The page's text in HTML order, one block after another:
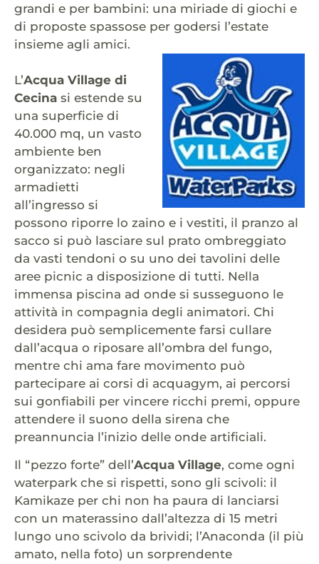
grandi e per bambini: una miriade di giochi e
di proposte spassose per godersi l’estate
insieme agli amici.
L’Acqua Village di
Cecina si estende su
una superficie di
40.000 mq, un vasto
ambiente ben
organizzato: negli
armadietti
all’ingresso si
possono riporre lo zaino e i vestiti, il pranzo al
sacco si può lasciare sul prato ombreggiato
da vasti tendoni o su uno dei tavolini delle
aree picnic a disposizione di tutti. Nella
immensa piscina ad onde si susseguono le
attività in compagnia degli animatori. Chi
desidera può semplicemente farsi cullare
dall’acqua o riposare all’ombra del fungo,
mentre chi ama fare movimento può
partecipare ai corsi di acquagym, ai percorsi
sui gonfiabili per vincere ricchi premi, oppure
attendere il suono della sirena che
preannuncia l’inizio delle onde artificiali.
Il “pezzo forte” dell’Acqua Village, come ogni
waterpark che si rispetti, sono gli scivoli: il
Kamikaze per chi non ha paura di lanciarsi
con un materassino dall’altezza di 15 metri
lungo uno scivolo da brividi; l’Anaconda (il più
amato, nella foto) un sorprendente